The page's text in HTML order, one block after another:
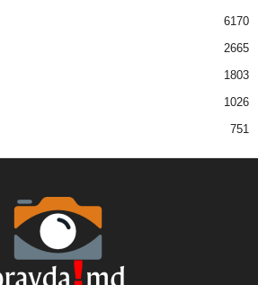
6170
2665
1803
1026
751